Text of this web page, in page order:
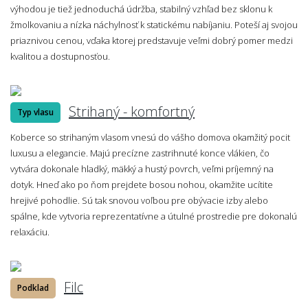
výhodou je tiež jednoduchá údržba, stabilný vzhľad bez sklonu k
žmolkovaniu a nízka náchylnosť k statickému nabíjaniu. Poteší aj svojou
priaznivou cenou, vďaka ktorej predstavuje veľmi dobrý pomer medzi
kvalitou a dostupnosťou.
Typ vlasu Strihaný - komfortný
Koberce so strihaným vlasom vnesú do vášho domova okamžitý pocit
luxusu a elegancie. Majú precízne zastrihnuté konce vlákien, čo
vytvára dokonale hladký, mäkký a hustý povrch, veľmi príjemný na
dotyk. Hneď ako po ňom prejdete bosou nohou, okamžite ucítite
hrejivé pohodlie. Sú tak snovou voľbou pre obývacie izby alebo
spálne, kde vytvoria reprezentatívne a útulné prostredie pre dokonalú
relaxáciu.
Podklad Filc